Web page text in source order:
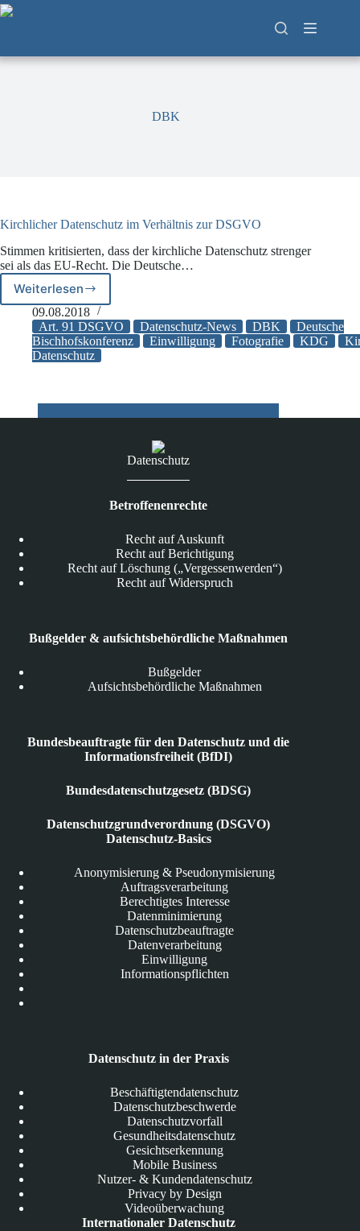
Zum
Inhalt
DBK
Kirchlicher Datenschutz im Verhältnis zur DSGVO
Stimmen kritisierten, dass der kirchliche Datenschutz strenger
sei als das EU-Recht. Die Deutsche…
WeiterlesenKirchlicher
Datenschutz
im
Verhältnis
zur
09.08.2018
Art. 91 DSGVO
Datenschutz-News DBK
Deutsche
Bischhofskonferenz
Einwilligung Fotografie KDG
Datenschutz
Datenschutz
Betroffenenrechte
Recht auf Auskunft
Recht auf Berichtigung
Recht auf Löschung („Vergessenwerden“)
Recht auf Widerspruch
Bußgelder & aufsichtsbehördliche Maßnahmen
Bußgelder
Aufsichtsbehördliche Maßnahmen
Bundesbeauftragte für den Datenschutz und die
Informationsfreiheit (BfDI)
Bundesdatenschutzgesetz (BDSG)
Datenschutzgrundverordnung (DSGVO)
Datenschutz-Basics
Anonymisierung & Pseudonymisierung
Auftragsverarbeitung
Berechtigtes Interesse
Datenminimierung
Datenschutzbeauftragte
Datenverarbeitung
Einwilligung
Informationspflichten
Datenschutz in der Praxis
Beschäftigtendatenschutz
Datenschutzbeschwerde
Datenschutzvorfall
Gesundheitsdatenschutz
Gesichtserkennung
Mobile Business
Nutzer- & Kundendatenschutz
Privacy by Design
Videoüberwachung
Internationaler Datenschutz